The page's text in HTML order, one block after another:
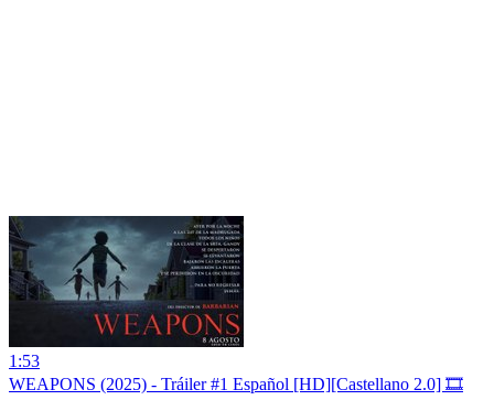
1:53
WEAPONS (2025) - Tráiler #1 Español [HD][Castellano 2.0] 🎞️